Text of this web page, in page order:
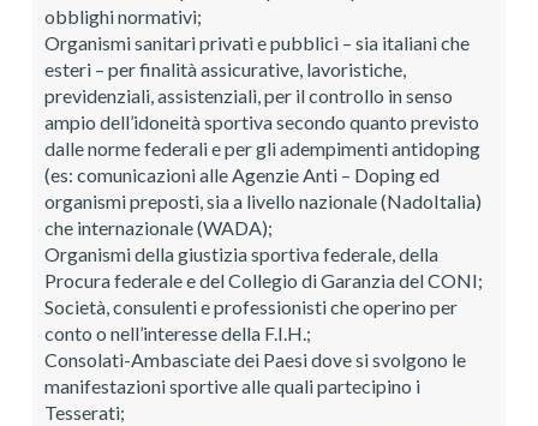
obblighi normativi;
Organismi sanitari privati e pubblici – sia italiani che
esteri – per finalità assicurative, lavoristiche,
previdenziali, assistenziali, per il controllo in senso
ampio dell’idoneità sportiva secondo quanto previsto
dalle norme federali e per gli adempimenti antidoping
(es: comunicazioni alle Agenzie Anti – Doping ed
organismi preposti, sia a livello nazionale (NadoItalia)
che internazionale (WADA);
Organismi della giustizia sportiva federale, della
Procura federale e del Collegio di Garanzia del CONI;
Società, consulenti e professionisti che operino per
conto o nell’interesse della F.I.H.;
Consolati-Ambasciate dei Paesi dove si svolgono le
manifestazioni sportive alle quali partecipino i
Tesserati;